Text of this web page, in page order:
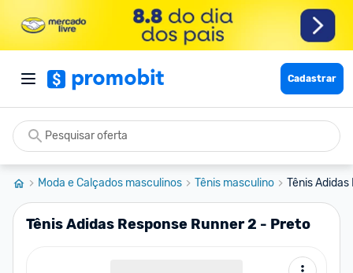
Cadastrar
Moda e Calçados masculinos Tênis masculino Tênis
Tênis Adidas Response Runner 2 - Preto